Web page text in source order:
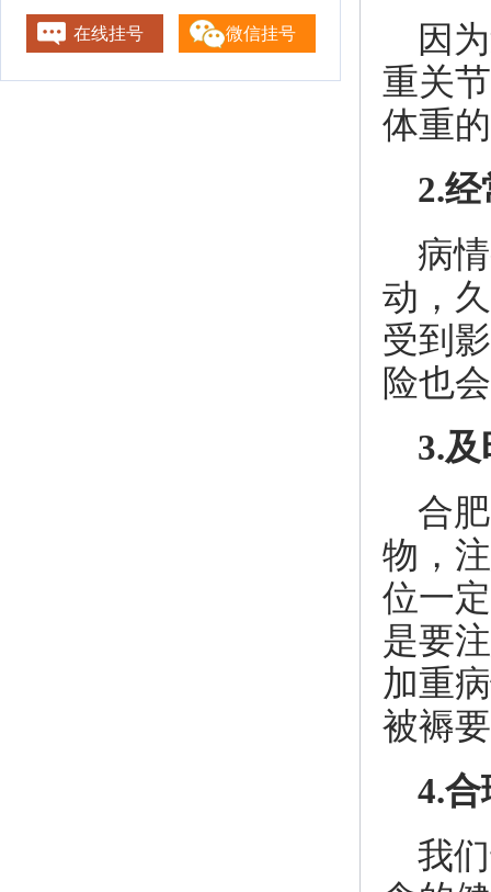
在线挂号 微信挂号
因
重关
体重
2.
病
动，
受到
险也
3.
合
物，
位一
是要
加重
被褥
4.
我